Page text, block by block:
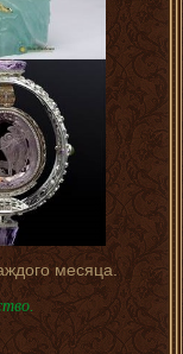
месяца.